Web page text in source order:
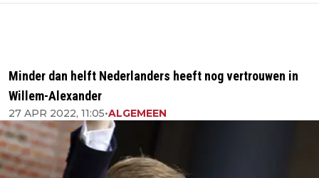
Minder dan helft Nederlanders heeft nog vertrouwen in
Willem-Alexander
27 APR 2022, 11:05•ALGEMEEN